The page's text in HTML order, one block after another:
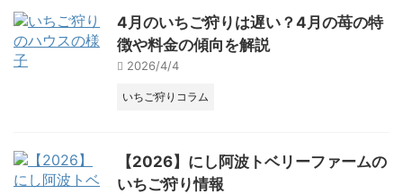
4月のいちご狩りは遅い？4月の苺の特
徴や料金の傾向を解説
2026/4/4
いちご狩りコラム
【2026】にし阿波トベリーファームの
いちご狩り情報